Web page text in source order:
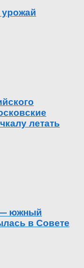
урожай
летать
— южный
в Совете